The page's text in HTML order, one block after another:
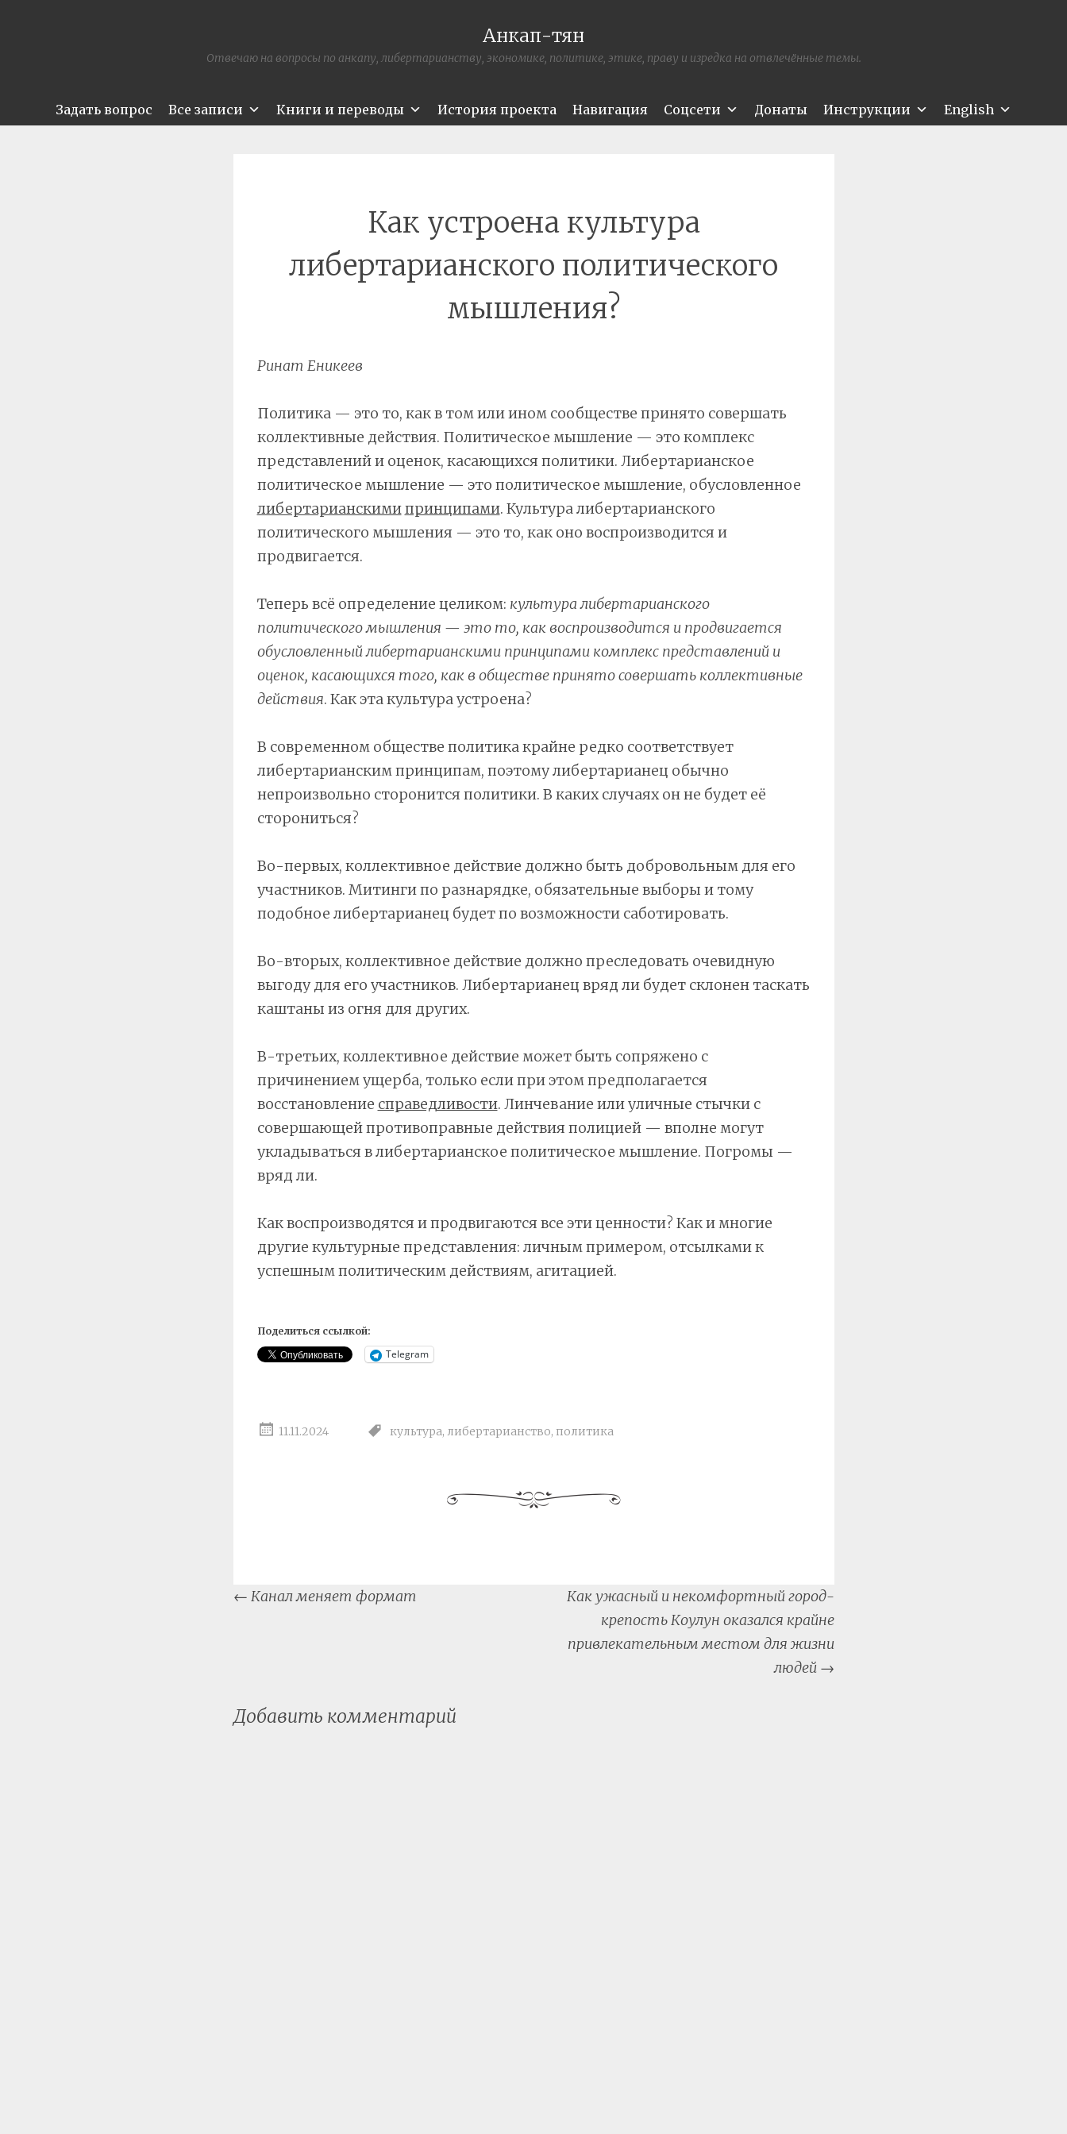
Анкап-тян
Отвечаю на вопросы по анкапу, либертарианству, экономике, политике, этике, праву и изредка на отвлечённые темы.
Задать вопрос Все записи Книги и переводы История проекта Навигация Соцсети Донаты Инструкции English
Как устроена культура
либертарианского политического
мышления?
Ринат Еникеев
Политика — это то, как в том или ином сообществе принято совершать
коллективные действия. Политическое мышление — это комплекс
представлений и оценок, касающихся политики. Либертарианское
политическое мышление — это политическое мышление, обусловленное
либертарианскимипринципами. Культура либертарианского
политического мышления — это то, как оно воспроизводится и
продвигается.
Теперь всё определение целиком: культура либертарианского
политического мышления — это то, как воспроизводится и продвигается
обусловленный либертарианскими принципами комплекс представлений и
оценок, касающихся того, как в обществе принято совершать коллективные
действия. Как эта культура устроена?
В современном обществе политика крайне редко соответствует
либертарианским принципам, поэтому либертарианец обычно
непроизвольно сторонится политики. В каких случаях он не будет её
сторониться?
Во-первых, коллективное действие должно быть добровольным для его
участников. Митинги по разнарядке, обязательные выборы и тому
подобное либертарианец будет по возможности саботировать.
Во-вторых, коллективное действие должно преследовать очевидную
выгоду для его участников. Либертарианец вряд ли будет склонен таскать
каштаны из огня для других.
В-третьих, коллективное действие может быть сопряжено с
причинением ущерба, только если при этом предполагается
восстановление справедливости. Линчевание или уличные стычки с
совершающей противоправные действия полицией — вполне могут
укладываться в либертарианское политическое мышление. Погромы —
вряд ли.
Как воспроизводятся и продвигаются все эти ценности? Как и многие
другие культурные представления: личным примером, отсылками к
успешным политическим действиям, агитацией.
Поделиться ссылкой:
Telegram
11.11.2024 культура,либертарианство, политика
Post
navigation
← Канал меняет формат
Как ужасный и некомфортный город-
крепость Коулун оказался крайне
привлекательным местом для жизни
людей →
Добавить комментарий